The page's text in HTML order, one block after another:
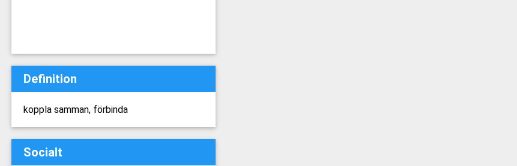
Definition
koppla samman, förbinda
Socialt